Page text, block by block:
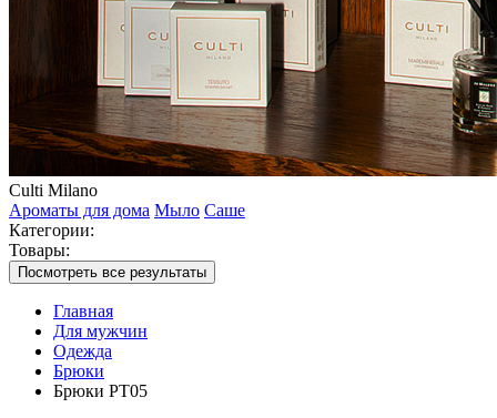
Culti Milano
Ароматы для дома Мыло Саше
Категории:
Товары:
Посмотреть все результаты
Главная
Для мужчин
Одежда
Брюки
Брюки PT05